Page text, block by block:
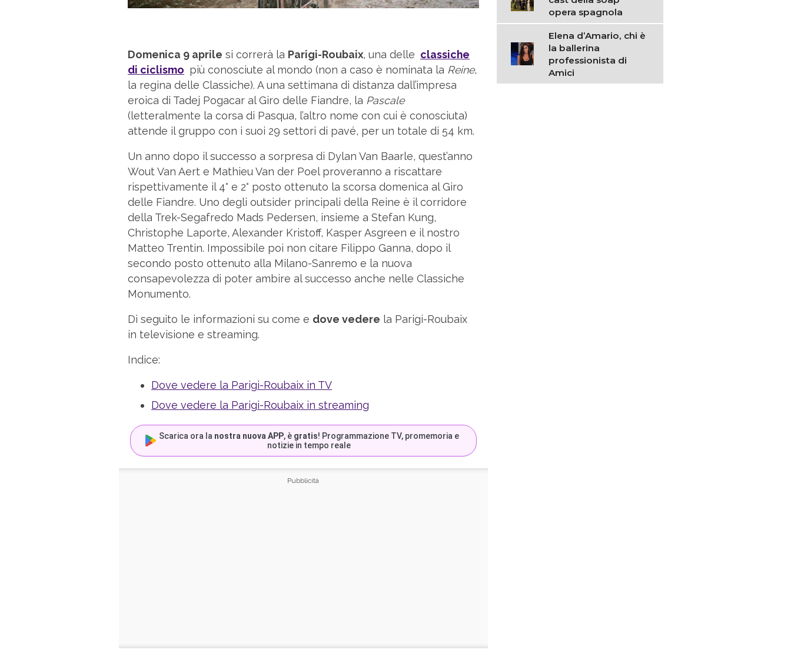
Domenica 9 aprile si correrà la Parigi-Roubaix, una delle classiche
di ciclismo più conosciute al mondo (non a caso è nominata la Reine,
la regina delle Classiche). A una settimana di distanza dall’impresa
eroica di Tadej Pogacar al Giro delle Fiandre, la Pascale
(letteralmente la corsa di Pasqua, l’altro nome con cui è conosciuta)
attende il gruppo con i suoi 29 settori di pavé, per un totale di 54 km.
Un anno dopo il successo a sorpresa di Dylan Van Baarle, quest’anno
Wout Van Aert e Mathieu Van der Poel proveranno a riscattare
rispettivamente il 4° e 2° posto ottenuto la scorsa domenica al Giro
delle Fiandre. Uno degli outsider principali della Reine è il corridore
della Trek-Segafredo Mads Pedersen, insieme a Stefan Kung,
Christophe Laporte, Alexander Kristoff, Kasper Asgreen e il nostro
Matteo Trentin. Impossibile poi non citare Filippo Ganna, dopo il
secondo posto ottenuto alla Milano-Sanremo e la nuova
consapevolezza di poter ambire al successo anche nelle Classiche
Monumento.
Di seguito le informazioni su come e dove vedere la Parigi-Roubaix
in televisione e streaming.
Indice:
Dove vedere la Parigi-Roubaix in TV
Dove vedere la Parigi-Roubaix in streaming
Scarica ora la nostra nuova APP, è gratis! Programmazione TV, promemoria e
notizie in tempo reale
opera spagnola
Elena d’Amario, chi è
la ballerina
professionista di
Amici